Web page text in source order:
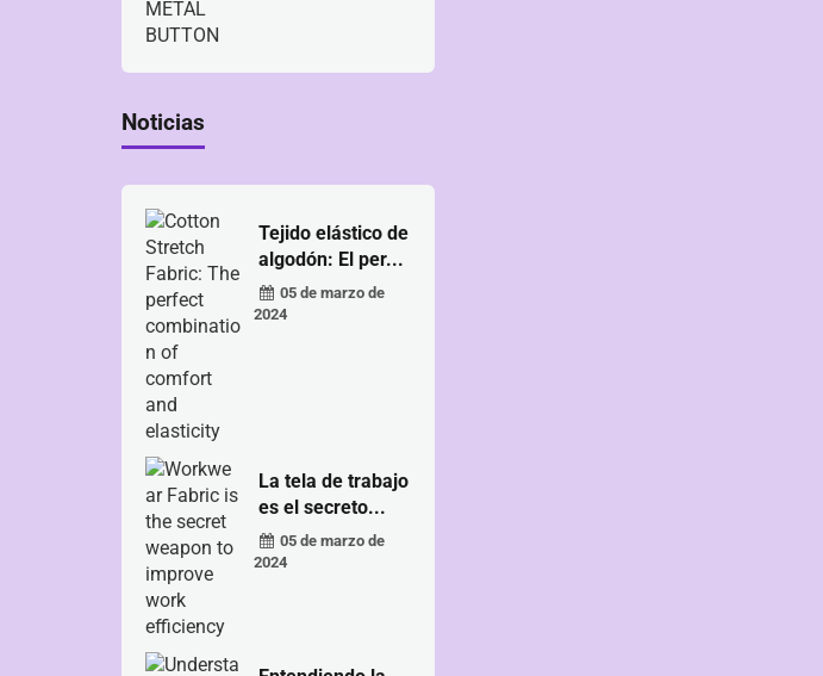
Noticias
Tejido elástico de
algodón: El per...
05 de marzo de
2024
La tela de trabajo
es el secreto...
05 de marzo de
2024